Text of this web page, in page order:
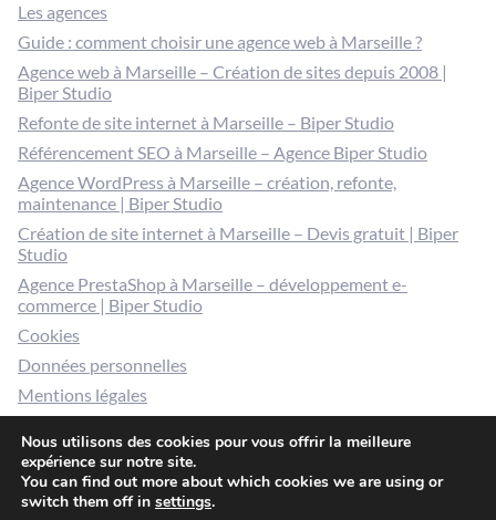
Les agences
Guide : comment choisir une agence web à Marseille ?
Agence web à Marseille – Création de sites depuis 2008 |
Biper Studio
Refonte de site internet à Marseille – Biper Studio
Référencement SEO à Marseille – Agence Biper Studio
Agence WordPress à Marseille – création, refonte,
maintenance | Biper Studio
Création de site internet à Marseille – Devis gratuit | Biper
Studio
Agence PrestaShop à Marseille – développement e-
commerce | Biper Studio
Cookies
Données personnelles
Mentions légales
© 2026 Biper studio / 30 rue Jean Pierre Brun 13006
Nous utilisons des cookies pour vous offrir la meilleure
expérience sur notre site.
You can find out more about which cookies we are using or
switch them off in settings.